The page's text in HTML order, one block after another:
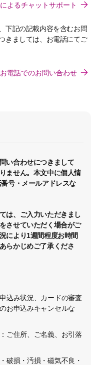
よるチャットサポート
下記の記載内容を含むお問
きましては、お電話にてご
お電話でのお問い合わせ
い合わせにつきまして
ません。本文中に個人情
号・メールアドレスな
は、ご入力いただきまし
させていただく場合がご
により1週間程度お時間
らかじめご了承くださ
込み状況、カードの審査
お申込みキャンセルな
ご住所、ご名義、お引落
破損・汚損・磁気不良・